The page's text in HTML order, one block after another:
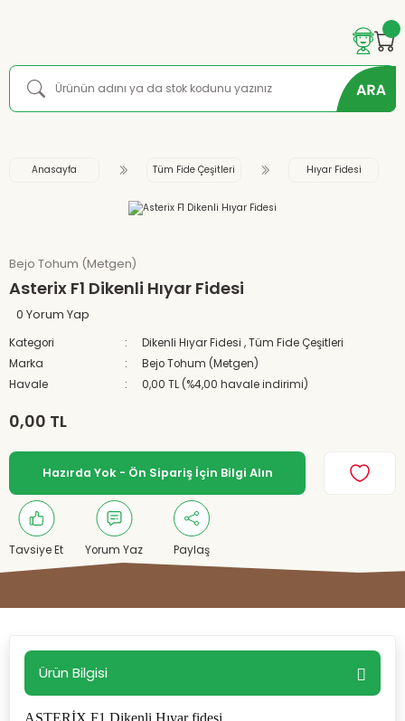
Anasayfa Tüm Fide Çeşitleri Hıyar Fidesi
Bejo Tohum (Metgen)
Asterix F1 Dikenli Hıyar Fidesi
0 Yorum Yap
Kategori Dikenli Hıyar Fidesi ,Tüm Fide Çeşitleri
Marka
Bejo Tohum (Metgen)
Havale
0,00 TL (%4,00 havale indirimi)
0,00 TL
Hazırda Yok - Ön Sipariş İçin Bilgi Alın
Tavsiye Et Yorum Yaz Paylaş
Ürün Bilgisi
ASTERİX F1 Dikenli Hıyar fidesi